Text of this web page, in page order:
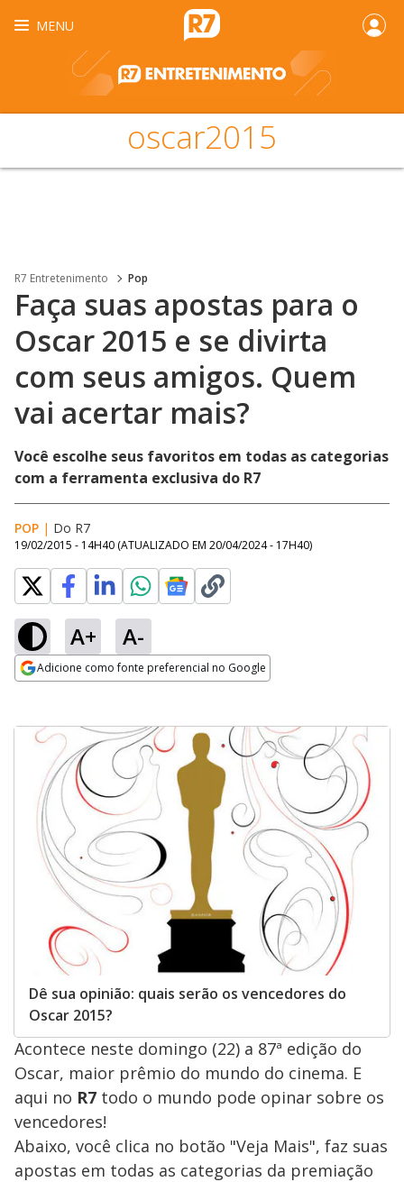
MENU
oscar2015
R7 Entretenimento Pop
Faça suas apostas para o
Oscar 2015 e se divirta
com seus amigos. Quem
vai acertar mais?
Você escolhe seus favoritos em todas as categorias
com a ferramenta exclusiva do R7
POP | Do R7
19/02/2015 - 14H40 (ATUALIZADO EM 20/04/2024 - 17H40)
A+ A-
Adicione como fonte preferencial no Google
Dê sua opinião: quais serão os vencedores do
Oscar 2015?
Acontece neste domingo (22) a 87ª edição do
Oscar, maior prêmio do mundo do cinema. E
aqui no R7 todo o mundo pode opinar sobre os
vencedores!
Abaixo, você clica no botão "Veja Mais", faz suas
apostas em todas as categorias da premiação